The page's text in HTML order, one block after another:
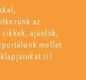
az
cikkek, ajánlók,
mellet
is!